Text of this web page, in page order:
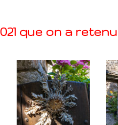
que on a retenu